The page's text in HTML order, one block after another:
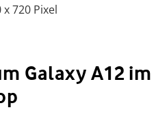
x 720 Pixel
Galaxy A12 im